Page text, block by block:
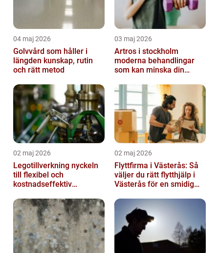
04 maj 2026
Golvvård som håller i
längden kunskap, rutin
och rätt metod
03 maj 2026
Artros i stockholm
moderna behandlingar
som kan minska din
02 maj 2026
Legotillverkning nyckeln
till flexibel och
kostnadseffektiv
02 maj 2026
Flyttfirma i Västerås: Så
väljer du rätt flytthjälp i
Västerås för en smidig